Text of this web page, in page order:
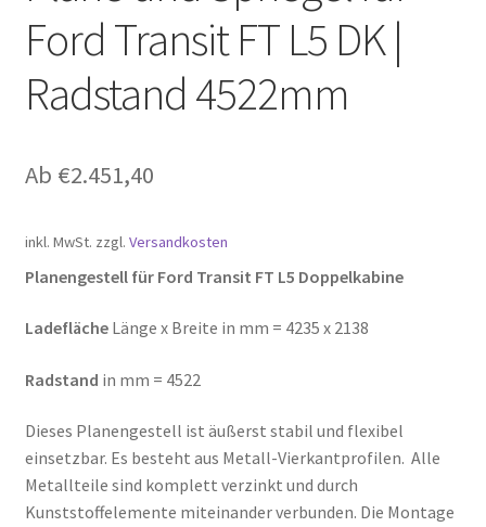
Ford Transit FT L5 DK |
Radstand 4522mm
Ab €2.451,40
inkl. MwSt. zzgl. Versandkosten
Planengestell für Ford Transit FT L5 Doppelkabine
LadeflächeLänge x Breite in mm = 4235 x 2138
Radstand in mm = 4522
Dieses Planengestell ist äußerst stabil und flexibel
einsetzbar. Es besteht aus Metall-Vierkantprofilen. Alle
Metallteile sind komplett verzinkt und durch
Kunststoffelemente miteinander verbunden. Die Montage